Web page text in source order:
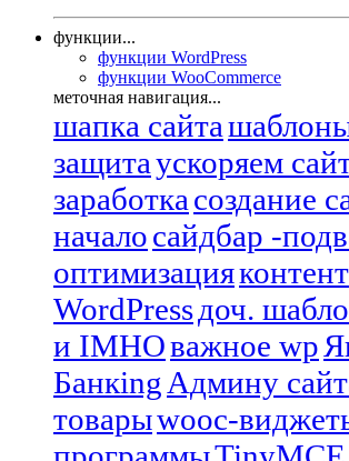
функции...
функции WordPress
функции WooCommerce
меточная навигация...
шапка сайта
защитаускоряем
заработка создание
началосайдбар -
оптимизацияконтент
WordPressдоч.
и IMHOважное wp
Банкing Админу
товарыwooc-